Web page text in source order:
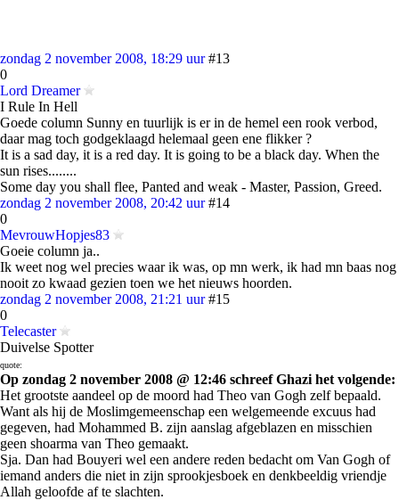
zondag 2 november 2008, 18:29 uur #13
0
Lord Dreamer
I Rule In Hell
Goede column Sunny en tuurlijk is er in de hemel een rook verbod,
daar mag toch godgeklaagd helemaal geen ene flikker ?
It is a sad day, it is a red day. It is going to be a black day. When the
sun rises........
Some day you shall flee, Panted and weak - Master, Passion, Greed.
zondag 2 november 2008, 20:42 uur #14
0
MevrouwHopjes83
Goeie column ja..
Ik weet nog wel precies waar ik was, op mn werk, ik had mn baas nog
nooit zo kwaad gezien toen we het nieuws hoorden.
zondag 2 november 2008, 21:21 uur #15
0
Telecaster
Duivelse Spotter
quote:
Op zondag 2 november 2008 @ 12:46 schreef Ghazi het volgende:
Het grootste aandeel op de moord had Theo van Gogh zelf bepaald.
Want als hij de Moslimgemeenschap een welgemeende excuus had
gegeven, had Mohammed B. zijn aanslag afgeblazen en misschien
geen shoarma van Theo gemaakt.
Sja. Dan had Bouyeri wel een andere reden bedacht om Van Gogh of
iemand anders die niet in zijn sprookjesboek en denkbeeldig vriendje
Allah geloofde af te slachten.